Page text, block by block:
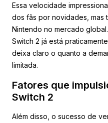
Essa velocidade
dos fãs por novidades, mas
Nintendo no mercado
Switch 2 já está
deixa claro o quanto a
limitada.
Fatores que
Switch 2
Além disso, o sucesso de